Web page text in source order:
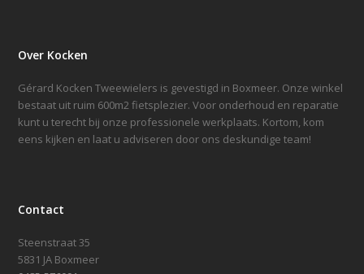
Over Kocken
Gérard Kocken Tweewielers is gevestigd in Boxmeer. Onze winkel
bestaat uit ruim 600m2 fietsplezier. Voor onderhoud en reparatie
kunt u terecht bij onze professionele werkplaats. Kortom, kom
eens kijken en laat u adviseren door ons deskundige team!
Contact
Steenstraat 35
5831 JA Boxmeer